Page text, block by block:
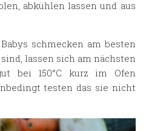
abkühlen lassen und aus
schmecken am besten
lassen sich am nächsten
bei 150°C kurz im Ofen
testen das sie nicht